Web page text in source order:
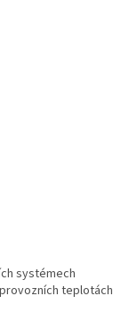
systémech
teplotách